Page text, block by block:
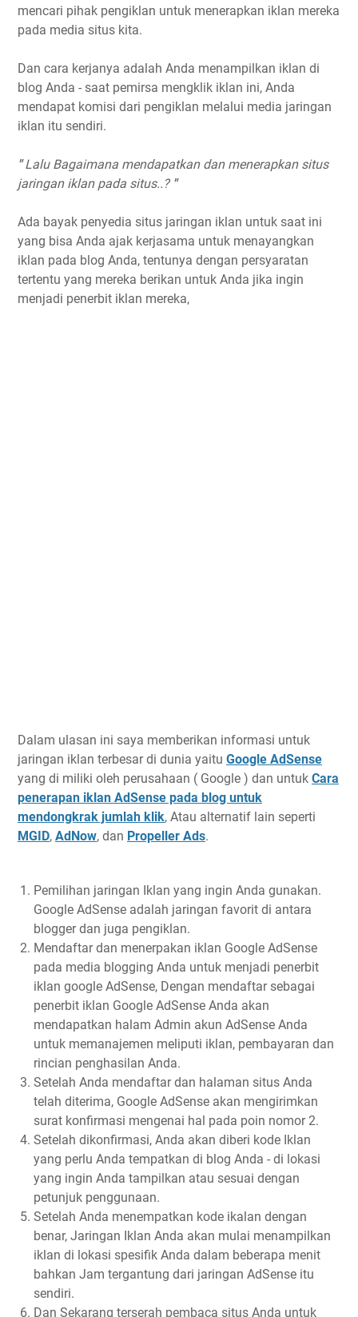
mencari pihak pengiklan untuk menerapkan iklan mereka
pada media situs kita.
Dan cara kerjanya adalah Anda menampilkan iklan di
blog Anda - saat pemirsa mengklik iklan ini, Anda
mendapat komisi dari pengiklan melalui media jaringan
iklan itu sendiri.
"Lalu Bagaimana mendapatkan dan menerapkan situs
jaringan iklan pada situs..? "
Ada bayak penyedia situs jaringan iklan untuk saat ini
yang bisa Anda ajak kerjasama untuk menayangkan
iklan pada blog Anda, tentunya dengan persyaratan
tertentu yang mereka berikan untuk Anda jika ingin
menjadi penerbit iklan mereka,
Dalam ulasan ini saya memberikan informasi untuk
jaringan iklan terbesar di dunia yaitu Google AdSense
yang di miliki oleh perusahaan ( Google ) dan untuk Cara
penerapan iklan AdSense pada blog untuk
mendongkrak jumlah klik, Atau alternatif lain seperti
MGID, AdNow, dan Propeller Ads.
Pemilihan jaringan Iklan yang ingin Anda gunakan.
Google AdSense adalah jaringan favorit di antara
blogger dan juga pengiklan.
Mendaftar dan menerpakan iklan Google AdSense
pada media blogging Anda untuk menjadi penerbit
iklan google AdSense, Dengan mendaftar sebagai
penerbit iklan Google AdSense Anda akan
mendapatkan halam Admin akun AdSense Anda
untuk memanajemen meliputi iklan, pembayaran dan
rincian penghasilan Anda.
Setelah Anda mendaftar dan halaman situs Anda
telah diterima, Google AdSense akan mengirimkan
surat konfirmasi mengenai hal pada poin nomor 2.
Setelah dikonfirmasi, Anda akan diberi kode Iklan
yang perlu Anda tempatkan di blog Anda - di lokasi
yang ingin Anda tampilkan atau sesuai dengan
petunjuk penggunaan.
Setelah Anda menempatkan kode ikalan dengan
benar, Jaringan Iklan Anda akan mulai menampilkan
iklan di lokasi spesifik Anda dalam beberapa menit
bahkan Jam tergantung dari jaringan AdSense itu
sendiri.
Dan Sekarang terserah pembaca situs Anda untuk